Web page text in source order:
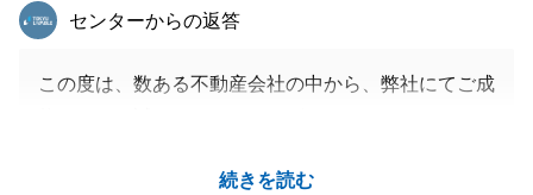
続きを読む
東急リバブル
センターからの返答
この度は、数ある不動産会社の中から、弊社にてご成
ますよう、ご一緒にお手伝いさせていただけましこ